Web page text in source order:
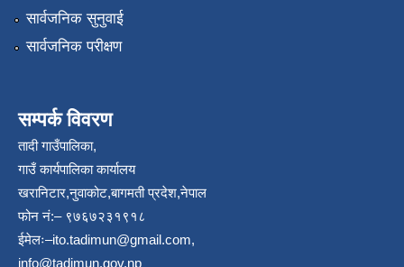
सार्वजनिक सुनुवाई
सार्वजनिक परीक्षण
सम्पर्क विवरण
तादी गाउँपालिका,
गाउँ कार्यपालिका कार्यालय
खरानिटार,नुवाकोट,बागमती प्रदेश,नेपाल
फोन नं:– ९७६७२३१९१८
ईमेलः–ito.tadimun@gmail.com,
info@tadimun.gov.np